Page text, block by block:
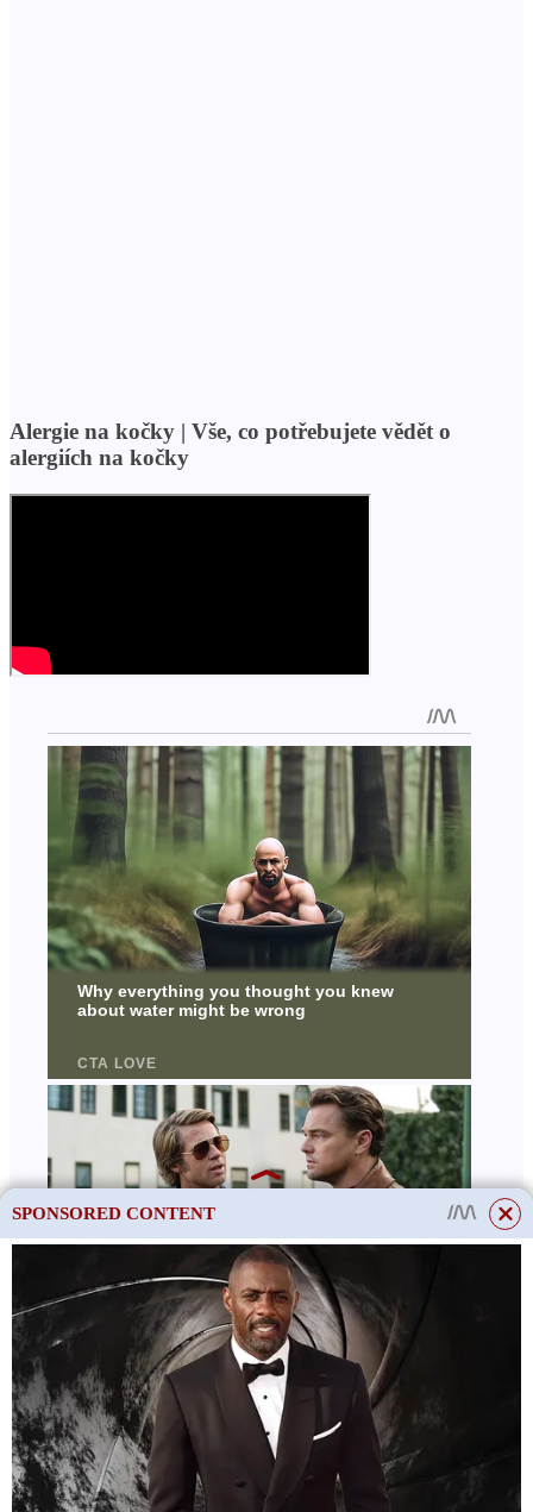
Alergie na kočky | Vše, co potřebujete vědět o
alergiích na kočky
This site uses cookies to store data. By continuing to use the site, you consent
to the use of these files.
OK
SPONSORED CONTENT